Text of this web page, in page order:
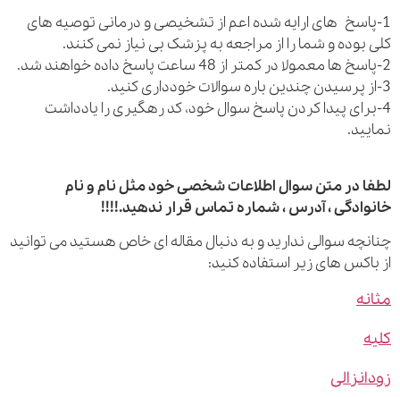
های ارایه شده اعم از تشخیصی و درمانی توصیه های
و شما را از مراجعه به پزشک بی نیاز نمی کنند.
پیدا کردن پاسخ سوال خود، کد رهگیری را یادداشت
در متن سوال اطلاعات شخصی خود مثل نام و نام
، آدرس ، شماره تماس قرار ندهید.!!!!
سوالی ندارید و به دنبال مقاله ای خاص هستید می توانید
های زیر استفاده کنید: